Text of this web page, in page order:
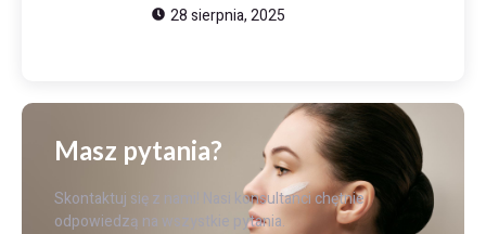
28 sierpnia, 2025
Masz pytania?
Skontaktuj się z nami! Nasi konsultanci chętnie
odpowiedzą na wszystkie pytania.